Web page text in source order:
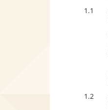
1.1
1.2